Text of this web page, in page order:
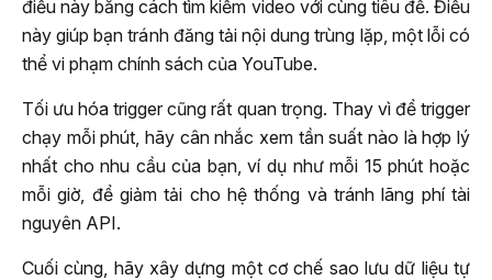
điều này bằng cách tìm kiếm video với cùng tiêu đề. Điều
này giúp bạn tránh đăng tải nội dung trùng lặp, một lỗi có
thể vi phạm chính sách của YouTube.
Tối ưu hóa trigger cũng rất quan trọng. Thay vì để trigger
chạy mỗi phút, hãy cân nhắc xem tần suất nào là hợp lý
nhất cho nhu cầu của bạn, ví dụ như mỗi 15 phút hoặc
mỗi giờ, để giảm tải cho hệ thống và tránh lãng phí tài
nguyên API.
Cuối cùng, hãy xây dựng một cơ chế sao lưu dữ liệu tự